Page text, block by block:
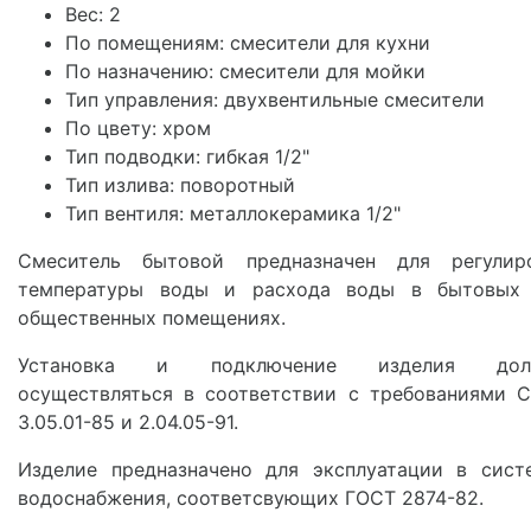
Вес: 2
По помещениям: смесители для кухни
По назначению: смесители для мойки
Тип управления: двухвентильные смесители
По цвету: хром
Тип подводки: гибкая 1/2"
Тип излива: поворотный
Тип вентиля: металлокерамика 1/2"
Смеситель бытовой предназначен для
температуры воды и расхода воды в бытовых
общественных помещениях.
Установка и подключение изделия
осуществляться в соответствии с требованиями
3.05.01-85 и 2.04.05-91.
Изделие предназначено для эксплуатации в
водоснабжения, соответсвующих ГОСТ 2874-82.